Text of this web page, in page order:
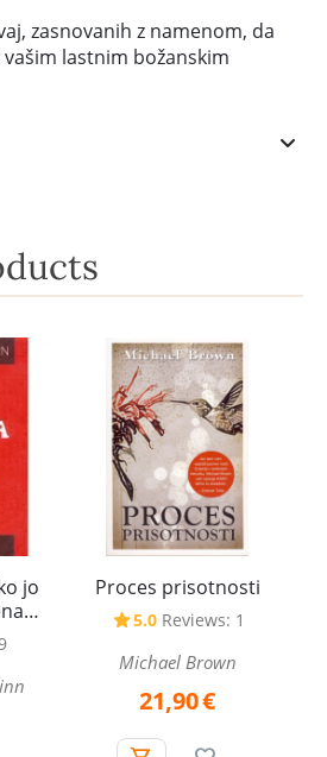
zasnovanih z namenom, da
lastnim božanskim
jo
Proces prisotnosti
5.0 Reviews: 1
Michael Brown
21,90€